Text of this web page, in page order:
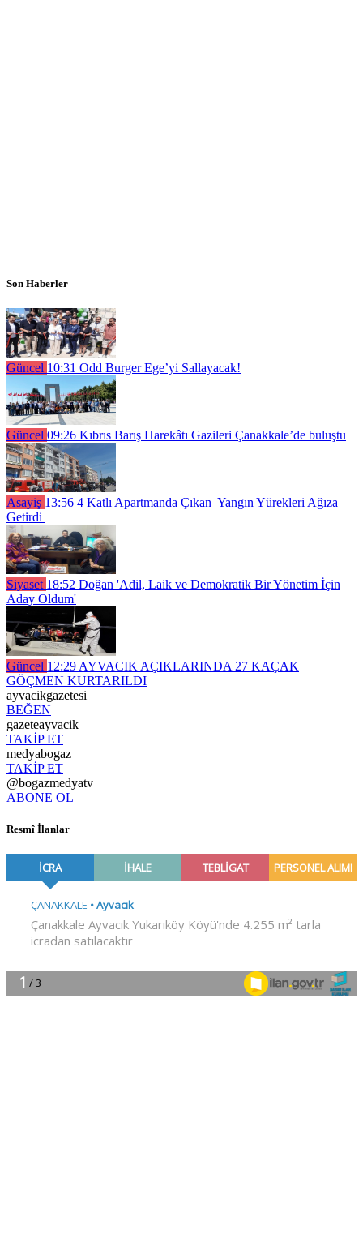
Son Haberler
Güncel 10:31 Odd Burger Ege’yi Sallayacak!
Güncel 09:26 Kıbrıs Barış Harekâtı Gazileri Çanakkale’de buluştu
Asayiş 13:56 4 Katlı Apartmanda Çıkan Yangın Yürekleri Ağıza
Getirdi
Siyaset 18:52 Doğan 'Adil, Laik ve Demokratik Bir Yönetim İçin
Aday Oldum'
Güncel 12:29 AYVACIK AÇIKLARINDA 27 KAÇAK
GÖÇMEN KURTARILDI
ayvacikgazetesi
BEĞEN
gazeteayvacik
TAKİP ET
medyabogaz
TAKİP ET
@bogazmedyatv
ABONE OL
Resmî İlanlar